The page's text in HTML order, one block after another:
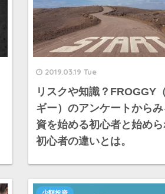
2019.03.19 Tue
リスクや知識？FROGGY
ギー）のアンケートから
資を始める初心者と始め
初心者の違いとは。